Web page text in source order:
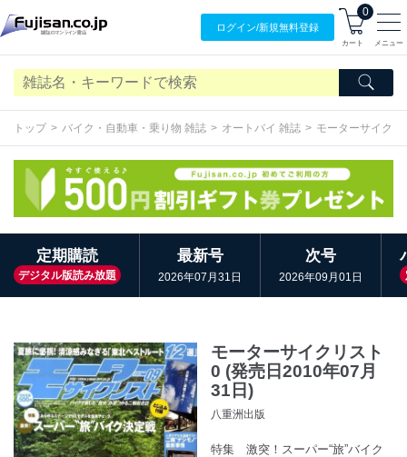
ログイン/新規無料登録
0
カート メニュー
トップ バイク・自動車・乗り物 雑誌 オートバイ 雑誌 モーターサイクリ
定期購読
デジタル版読み放題
最新号
2026年07月31日
次号
2026年09月01日
モーターサイクリスト
0 (発売日2010年07月
31日)
八重洲出版
特集 激突！スーパー“旅”バイク